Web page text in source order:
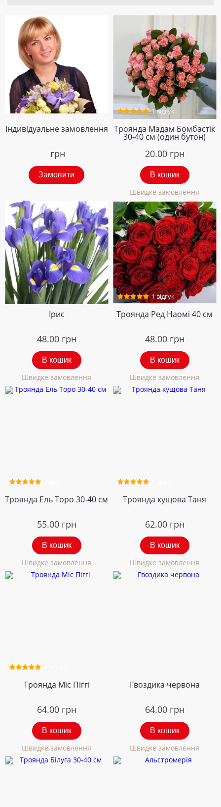
Індивідуальне замовлення
грн
Замовити
1 відгук
Троянда Мадам Бомбастік
30-40 см (один бутон)
20.00 грн
В кошик
Швидке замовлення
Ірис
48.00 грн
В кошик
Швидке замовлення
1 відгук
Троянда Ред Наомі 40 см
48.00 грн
В кошик
Швидке замовлення
Троянда Ель Торо 30-40 см
55.00 грн
В кошик
Швидке замовлення
Троянда кущова Таня
62.00 грн
В кошик
Швидке замовлення
Троянда Міс Піггі
64.00 грн
В кошик
Швидке замовлення
Гвоздика червона
64.00 грн
В кошик
Швидке замовлення